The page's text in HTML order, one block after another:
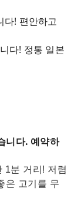
다! 편안하고
다! 정통 일본
니다. 예약하
1분 거리! 저렴
은 고기를 무